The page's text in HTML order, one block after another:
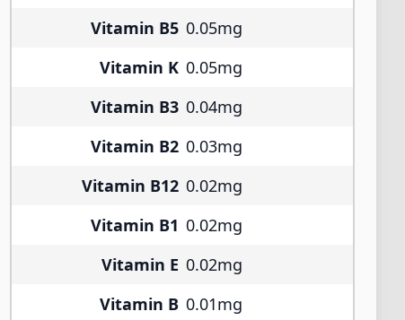
Vitamin B5 0.05mg
Vitamin K 0.05mg
Vitamin B3 0.04mg
Vitamin B2 0.03mg
Vitamin B12 0.02mg
Vitamin B1 0.02mg
Vitamin E 0.02mg
Vitamin B 0.01mg